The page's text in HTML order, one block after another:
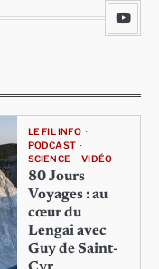
LE FIL INFO
PODCAST
SCIENCE
VIDÉO
80 Jours
Voyages : au
cœur du
Lengai avec
Guy de Saint-